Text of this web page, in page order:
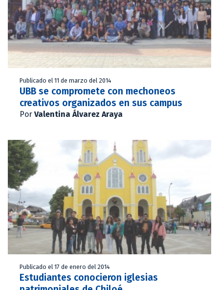
Publicado el 11 de marzo del 2014
UBB se compromete con mechoneos
creativos organizados en sus campus
Por Valentina Álvarez Araya
Publicado el 17 de enero del 2014
Estudiantes conocieron iglesias